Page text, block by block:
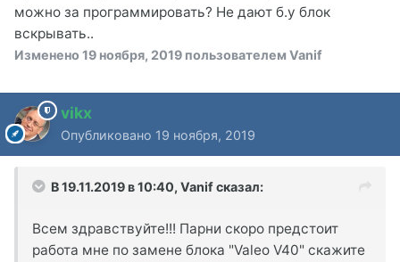
можно за программировать? Не дают б.у блок
вскрывать..
Изменено 19 ноября, 2019 пользователем Vanif
vikx
Опубликовано 19 ноября, 2019
В 19.11.2019 в 10:40, Vanifсказал:
Всем здравствуйте!!! Парни скоро предстоит
работа мне по замене блока "Valeo V40" скажите